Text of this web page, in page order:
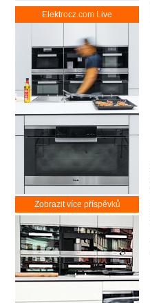
Elektrocz.com Live
Zobrazit více příspěvků